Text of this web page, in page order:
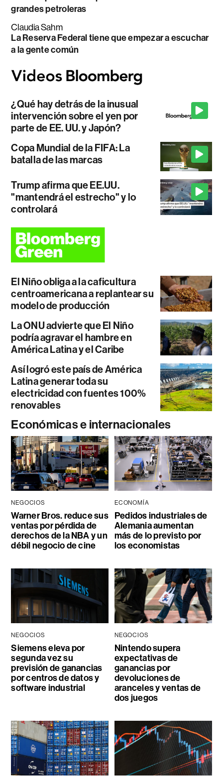
grandes petroleras
Claudia Sahm
La Reserva Federal tiene que empezar a escuchar
a la gente común
¿Qué hay detrás de la inusual
intervención sobre el yen por
parte de EE. UU. y Japón?
Copa Mundial de la FIFA: La
batalla de las marcas
Trump afirma que EE.UU.
"mantendrá el estrecho" y lo
controlará
El Niño obliga a la caficultura
centroamericana a replantear su
modelo de producción
La ONU advierte que El Niño
podría agravar el hambre en
América Latina y el Caribe
Así logró este país de América
Latina generar toda su
electricidad con fuentes 100%
renovables
Económicas e internacionales
NEGOCIOS
Warner Bros. reduce sus
ventas por pérdida de
derechos de la NBA y un
débil negocio de cine
ECONOMÍA
Pedidos industriales de
Alemania aumentan
más de lo previsto por
los economistas
NEGOCIOS
Siemens eleva por
segunda vez su
previsión de ganancias
por centros de datos y
software industrial
NEGOCIOS
Nintendo supera
expectativas de
ganancias por
devoluciones de
aranceles y ventas de
dos juegos